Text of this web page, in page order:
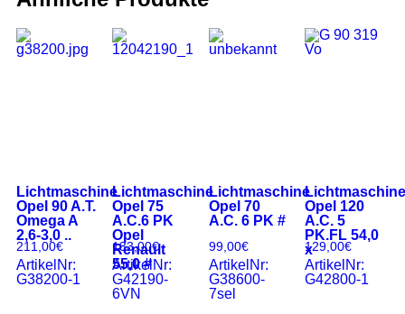
Lichtmaschine
Opel 90 A.T.
Omega A
2,6-3,0 ..
211,00€
ArtikelNr:
G38200-1
Lichtmaschine
Opel 75
A.C.6 PK
Opel
Renault
55,0 #
133,00€
ArtikelNr:
G42190-
6VN
Lichtmaschine
Opel 70
A.C. 6 PK #
99,00€
ArtikelNr:
G38600-
7sel
Opel 120
A.C. 5
PK.FL 54,0
x
129,00€
ArtikelNr:
G42800-1